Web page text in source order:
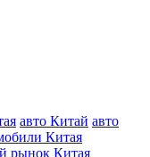
авто Китай авто
Китая
рынок Китая